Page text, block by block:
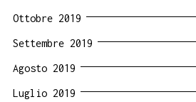
Ottobre 2019
Settembre 2019
Agosto 2019
Luglio 2019